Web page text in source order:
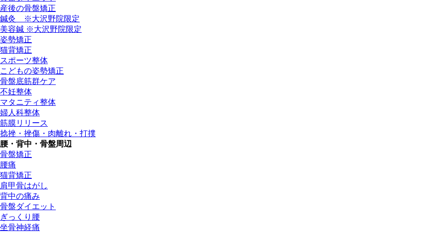
産後の骨盤矯正
鍼灸 ※大沢野院限定
美容鍼 ※大沢野院限定
姿勢矯正
猫背矯正
スポーツ整体
こどもの姿勢矯正
骨盤底筋群ケア
不妊整体
マタニティ整体
婦人科整体
筋膜リリース
捻挫・挫傷・肉離れ・打撲
腰・背中・骨盤周辺
骨盤矯正
腰痛
猫背矯正
肩甲骨はがし
背中の痛み
骨盤ダイエット
ぎっくり腰
坐骨神経痛